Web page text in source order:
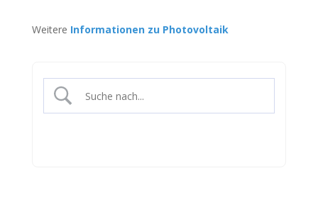
Weitere Informationen zu Photovoltaik